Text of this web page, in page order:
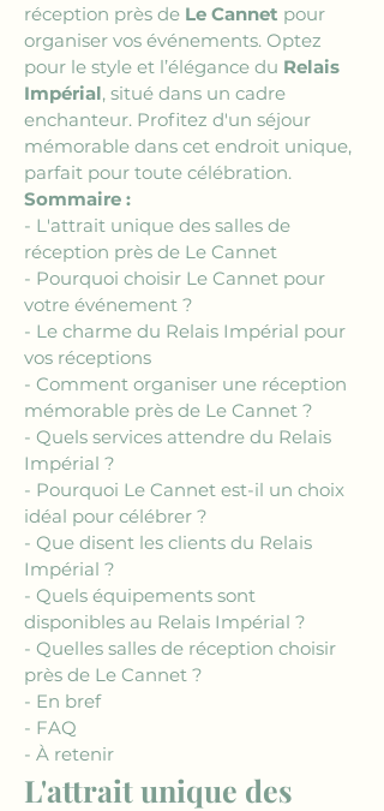
réception près de Le Cannet pour
organiser vos événements. Optez
pour le style et l’élégance du Relais
Impérial, situé dans un cadre
enchanteur. Profitez d'un séjour
mémorable dans cet endroit unique,
parfait pour toute célébration.
Sommaire :
- L'attrait unique des salles de
réception près de Le Cannet
- Pourquoi choisir Le Cannet pour
votre événement ?
- Le charme du Relais Impérial pour
vos réceptions
- Comment organiser une réception
mémorable près de Le Cannet ?
- Quels services attendre du Relais
Impérial ?
- Pourquoi Le Cannet est-il un choix
idéal pour célébrer ?
- Que disent les clients du Relais
Impérial ?
- Quels équipements sont
disponibles au Relais Impérial ?
- Quelles salles de réception choisir
près de Le Cannet ?
- En bref
- FAQ
- À retenir
L'attrait unique des